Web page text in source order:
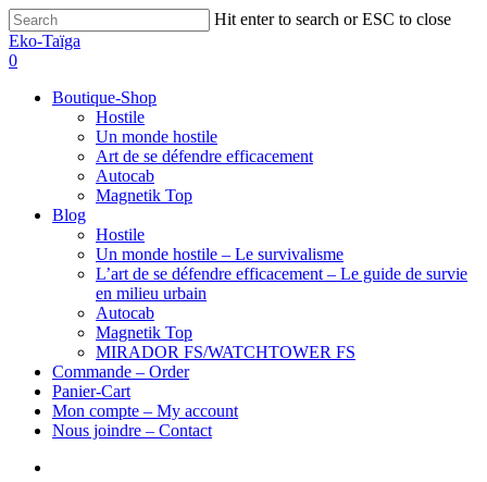
Hit enter to search or ESC to close
Eko-Taïga
0
Boutique-Shop
Hostile
Un monde hostile
Art de se défendre efficacement
Autocab
Magnetik Top
Blog
Hostile
Un monde hostile – Le survivalisme
L’art de se défendre efficacement – Le guide de survie
en milieu urbain
Autocab
Magnetik Top
MIRADOR FS/WATCHTOWER FS
Commande – Order
Panier-Cart
Mon compte – My account
Nous joindre – Contact